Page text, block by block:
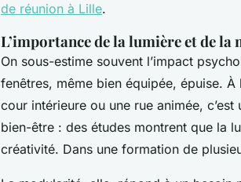
de réunion à Lille.
L’importance de la lumière et de
On sous-estime souvent l’impact
fenêtres, même bien équipée, épuise.
cour intérieure ou une rue animée, c’est
bien-être : des études montrent que la
créativité. Dans une formation de